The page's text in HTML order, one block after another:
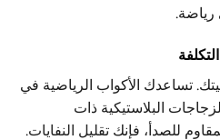
رياضة.
تساعدك الأكواب الرياضية في
البلاستيكية ذات
للصدأ، فإنك تقليل النفايات.